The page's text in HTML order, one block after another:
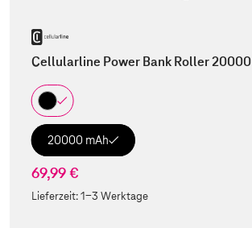
Cellularline Power Bank Roller 20000
20000 mAh
69,99 €
Lieferzeit:1-3 Werktage